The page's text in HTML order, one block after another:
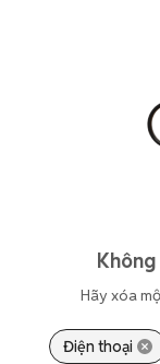
Hãy xóa
Điện thoại